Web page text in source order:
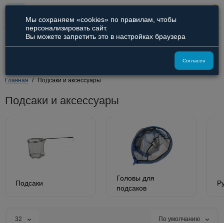
8 (800) 551-09-94
8 (929) 836-66-51
Главная Подсаки и аксессуары
Подсаки и аксессуары
Подсаки
Головы для
подсаков
32 По умолчанию
Мы сохраняем «cookies» по правилам, чтобы
персонализировать сайт.
Вы можете запретить это в настройках браузера
Согласен